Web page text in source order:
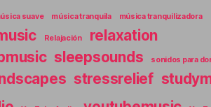
suave música tranquila música tranquilizadora
Relajación
relaxation
sleepsounds sonidos para
stressrelief